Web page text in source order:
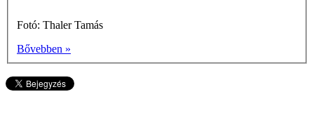
Fotó: Thaler Tamás
Bővebben »